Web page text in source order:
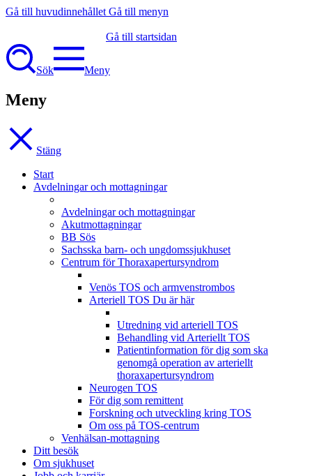
Gå till huvudinnehållet Gå till menyn
Gå till startsidan
Sök Meny
Meny
Stäng
Start
Avdelningar och mottagningar
Avdelningar och mottagningar
Akutmottagningar
BB Sös
Sachsska barn- och ungdomssjukhuset
Centrum för Thoraxapertursyndrom
Venös TOS och armvenstrombos
Arteriell TOS Du är här
Utredning vid arteriell TOS
Behandling vid Arteriellt TOS
Patientinformation för dig som ska
genomgå operation av arteriellt
thoraxapertursyndrom
Neurogen TOS
För dig som remittent
Forskning och utveckling kring TOS
Om oss på TOS-centrum
Venhälsan-mottagning
Ditt besök
Om sjukhuset